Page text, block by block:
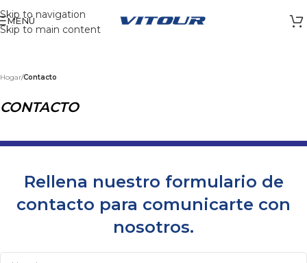
Skip to navigation
Skip to main content
MENÚ
Hogar/Contacto
CONTACTO
Rellena nuestro formulario de
contacto para comunicarte con
nosotros.